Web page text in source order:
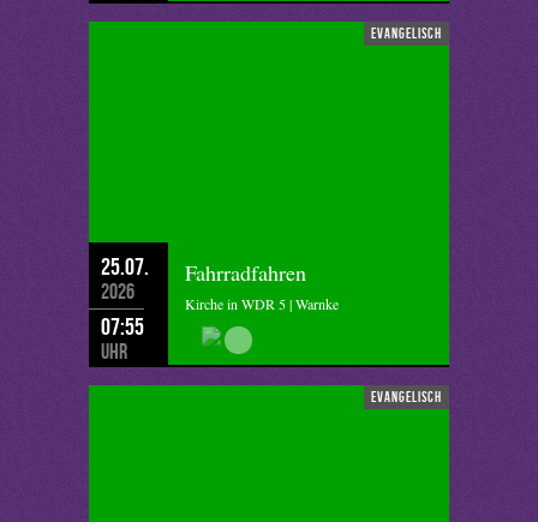
evangelisch
25.07.
2026
07:55
Uhr
Fahrradfahren
Kirche in WDR 5 | Warnke
evangelisch